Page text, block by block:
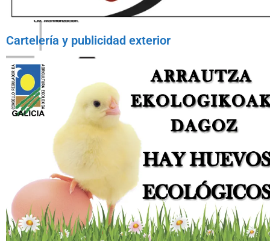
Tarjeta Sirimiri
Comunicación
Cartelería y publicidad exterior